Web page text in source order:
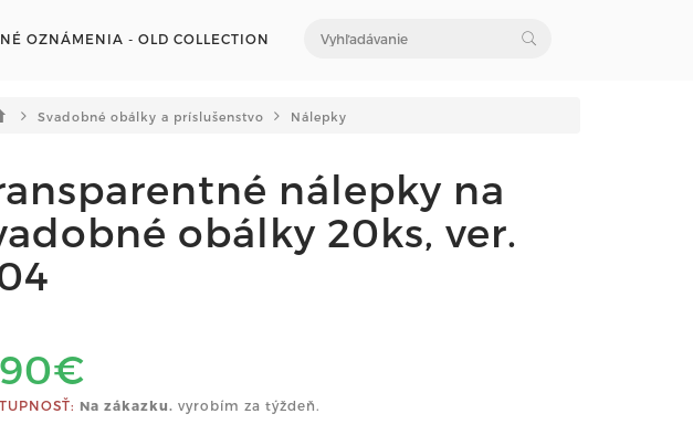
OZNÁMENIA - OLD COLLECTION
Svadobné obálky a príslušenstvo Nálepky
nálepky na
obálky 20ks, ver.
Na zákazku. vyrobím za týždeň.